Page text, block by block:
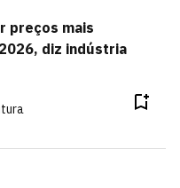
preços mais
diz indústria